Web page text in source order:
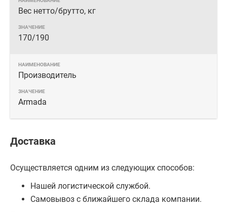
Вес нетто/брутто, кг
170/190
Производитель
Armada
Доставка
Осуществляется одним из следующих способов:
Нашей логистической службой.
Самовывоз с ближайшего склада компании.